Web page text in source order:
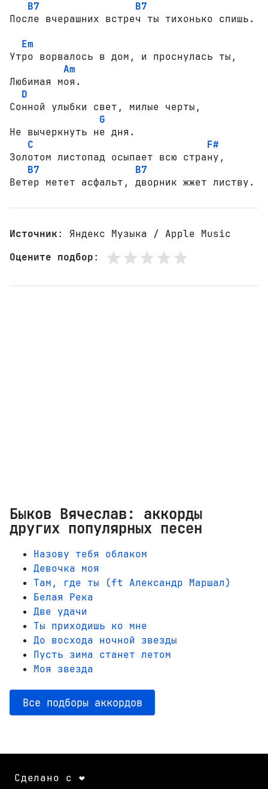
B7
B7
После вчерашних встреч ты тихонько спишь.
Em
Утро ворвалось в дом, и проснулась ты,
Am
Любимая моя.
D
Сонной улыбки свет, милые черты,
G
Не вычеркнуть не дня.
C
F#
Золотом листопад осыпает всю страну,
B7
B7
Ветер метет асфальт, дворник жжет листву.
Источник: Яндекс Музыка / Apple Music
Оцените подбор:
Быков Вячеслав: аккорды
других популярных песен
Назову тебя облаком
Девочка моя
Там, где ты (ft Александр Маршал)
Белая Река
Две удачи
Ты приходишь ко мне
До восхода ночной звезды
Пусть зима станет летом
Моя звезда
Все подборы аккордов
Сделано с ❤️